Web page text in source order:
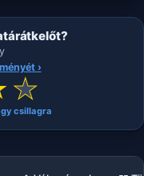
›
★
csillagra